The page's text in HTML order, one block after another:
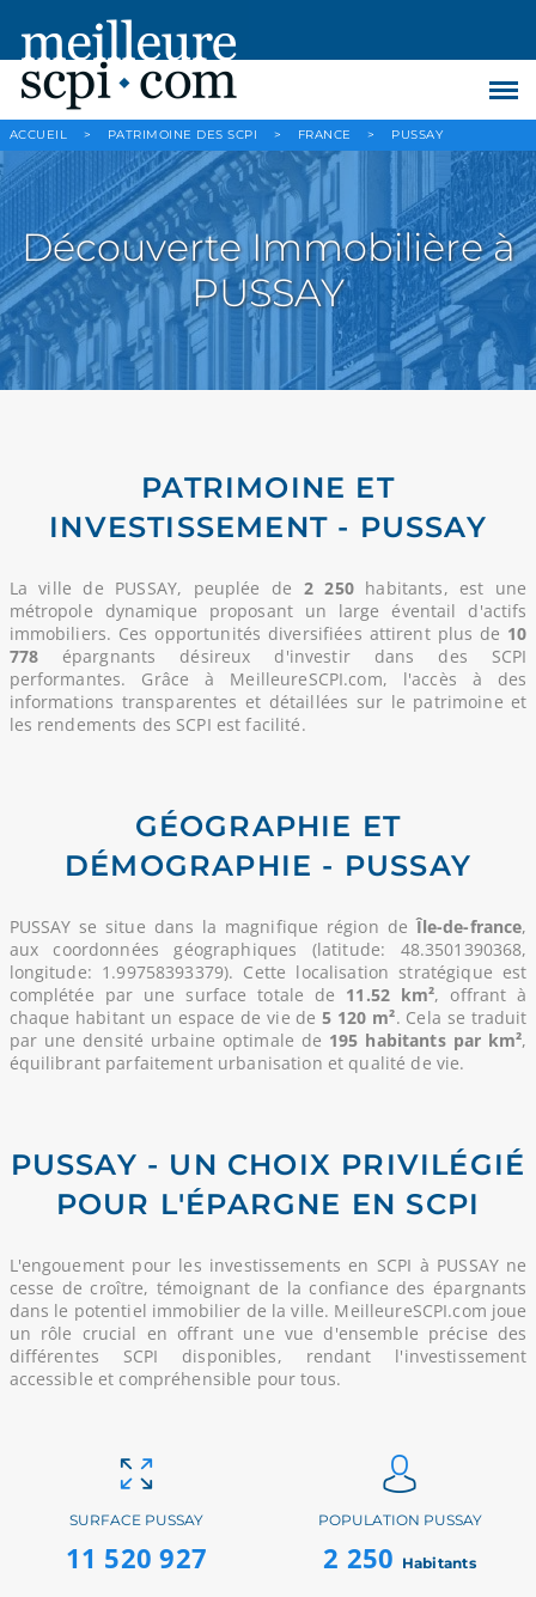
ACCUEIL > PATRIMOINE DES SCPI > FRANCE > PUSSAY
Découverte Immobilière à
PUSSAY
PATRIMOINE ET
INVESTISSEMENT - PUSSAY
La ville de PUSSAY, peuplée de 2 250habitants, est une
métropole dynamique proposant un large éventail d'actifs
immobiliers. Ces opportunités diversifiées attirent plus de 10
778épargnants désireux d'investir dans des SCPI
performantes. Grâce à MeilleureSCPI.com, l'accès à des
informations transparentes et détaillées sur le patrimoine et
les rendements des SCPI est facilité.
GÉOGRAPHIE ET
DÉMOGRAPHIE - PUSSAY
PUSSAY se situe dans la magnifique région deÎle-de-france,
aux coordonnées géographiques (latitude: 48.3501390368,
longitude: 1.99758393379). Cette localisation stratégique est
complétée par une surface totale de 11.52 km², offrant à
chaque habitant un espace de vie de5 120 m². Cela se traduit
par une densité urbaine optimale de 195 habitants par km²,
équilibrant parfaitement urbanisation et qualité de vie.
PUSSAY - UN CHOIX PRIVILÉGIÉ
POUR L'ÉPARGNE EN SCPI
L'engouement pour les investissements en SCPI à PUSSAY ne
cesse de croître, témoignant de la confiance des épargnants
dans le potentiel immobilier de la ville. MeilleureSCPI.com joue
un rôle crucial en offrant une vue d'ensemble précise des
différentes SCPI disponibles, rendant l'investissement
accessible et compréhensible pour tous.
SURFACE PUSSAY
11 520 927
POPULATION PUSSAY
2 250 Habitants